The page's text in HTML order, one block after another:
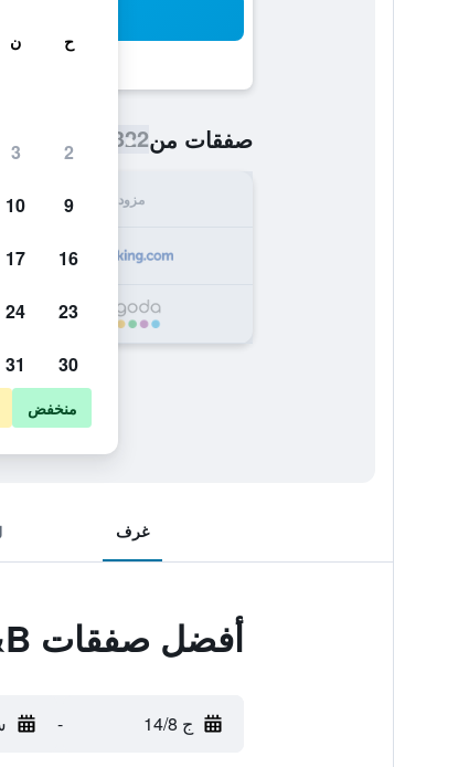
صفقات من322 ﷼
مزود
غرف
أفضل صفقات Pleck Barn B&B
ج 14/8 -
ح ن
2
3
9
10
16
17
23
24
30
31
منخفض